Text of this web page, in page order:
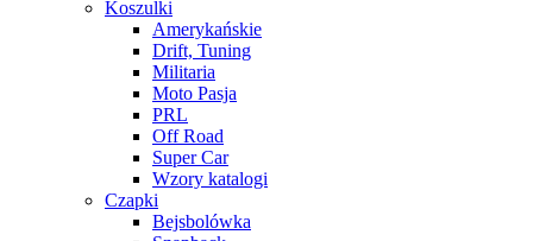
Koszulki
Amerykańskie
Drift, Tuning
Militaria
Moto Pasja
PRL
Off Road
Super Car
Wzory katalogi
Czapki
Bejsbolówka